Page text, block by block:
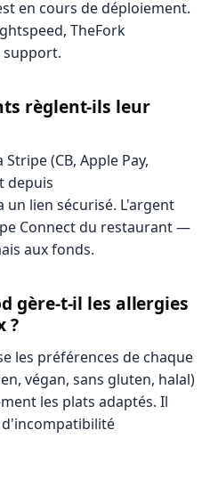
en cours de déploiement.
TheFork
support.
règlent-ils leur
(CB, Apple Pay,
depuis
lien sécurisé. L'argent
Connect du restaurant —
aux fonds.
gère-t-il les allergies
?
les préférences de chaque
végan, sans gluten, halal)
les plats adaptés. Il